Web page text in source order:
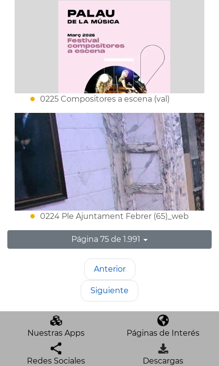
0225 Compositores a escena (val)
0224 Ple Ajuntament Febrer (65)_web
Página 75 de 1.991
Anterior
Siguiente
Nuestras Apps Páginas de Interés
Redes Sociales Descargas